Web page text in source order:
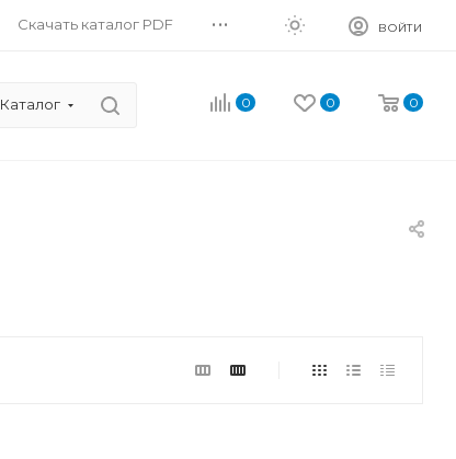
Скачать каталог PDF ... ВОЙТИ
Каталог 0 0 0